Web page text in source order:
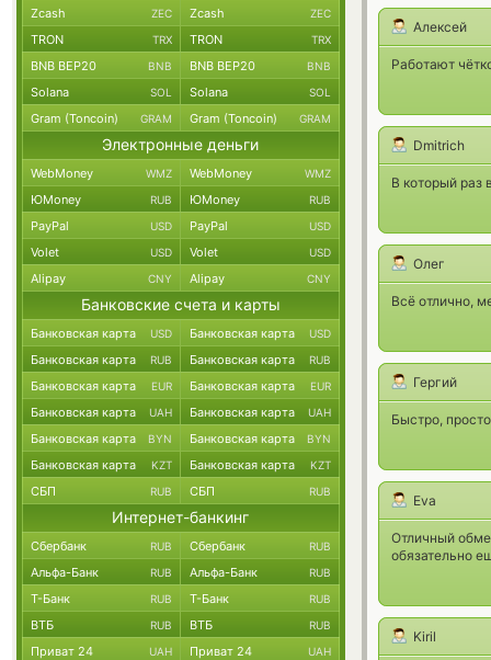
Алексей
Работают
Dmitrich
В который раз
Олег
Всё отлично,
Гергий
Быстро,
Eva
Отличный
обязательно
Kiril
Zcash ZEC Zcash ZEC
TRON TRX TRON TRX
BNB BEP20 BNB BNB BEP20 BNB
Solana SOL Solana SOL
Gram (Toncoin) GRAM Gram (Toncoin) GRAM
Электронные деньги
WebMoney WMZ WebMoney WMZ
ЮMoney RUB ЮMoney RUB
PayPal USD PayPal USD
Volet USD Volet USD
Alipay CNY Alipay CNY
Банковские счета и карты
Банковская карта USD Банковская карта USD
Банковская карта RUB Банковская карта RUB
Банковская карта EUR Банковская карта EUR
Банковская карта UAH Банковская карта UAH
Банковская карта BYN Банковская карта BYN
Банковская карта KZT Банковская карта KZT
СБП RUB СБП RUB
Интернет-банкинг
Сбербанк RUB Сбербанк RUB
Альфа-Банк RUB Альфа-Банк RUB
Т-Банк RUB Т-Банк RUB
ВТБ RUB ВТБ RUB
Приват 24 UAH Приват 24 UAH